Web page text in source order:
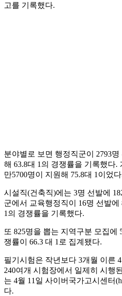
고를 기록했다.
분야별로 보면 행정직군이 2793명
해 63.8대 1의 경쟁률을 기록했다.
만5700명이 지원해 75.8대 1이었
시설직(건축직)에는 3명 선발에
군에서 교육행정직이 16명 선발에
1의 경쟁률을 기록했다.
또 825명을 뽑는 지역구분 모집에
쟁률이 66.3 대 1로 집계됐다.
필기시험은 작년보다 3개월 이른
240여개 시험장에서 일제히 시행
는 4월 11일 사이버국가고시센터
다.